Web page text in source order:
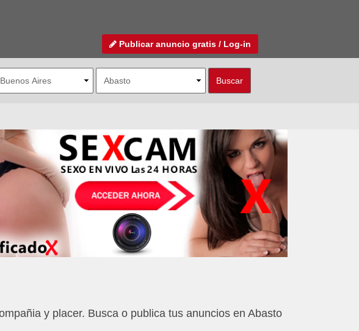
Publicar anuncio gratis / Log-in
y placer. Busca o publica tus anuncios en Abasto